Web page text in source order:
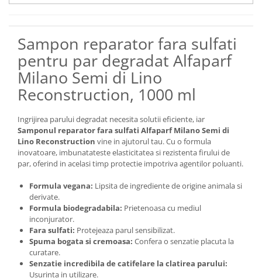
Sampon reparator fara sulfati
pentru par degradat Alfaparf
Milano Semi di Lino
Reconstruction, 1000 ml
Ingrijirea parului degradat necesita solutii eficiente, iar
Samponul reparator fara sulfati Alfaparf Milano Semi di
Lino Reconstruction vine in ajutorul tau. Cu o formula
inovatoare, imbunatateste elasticitatea si rezistenta firului de
par, oferind in acelasi timp protectie impotriva agentilor poluanti.
Formula vegana: Lipsita de ingrediente de origine animala si
derivate.
Formula biodegradabila: Prietenoasa cu mediul
inconjurator.
Fara sulfati: Protejeaza parul sensibilizat.
Spuma bogata si cremoasa: Confera o senzatie placuta la
curatare.
Senzatie incredibila de catifelare la clatirea parului:
Usurinta in utilizare.